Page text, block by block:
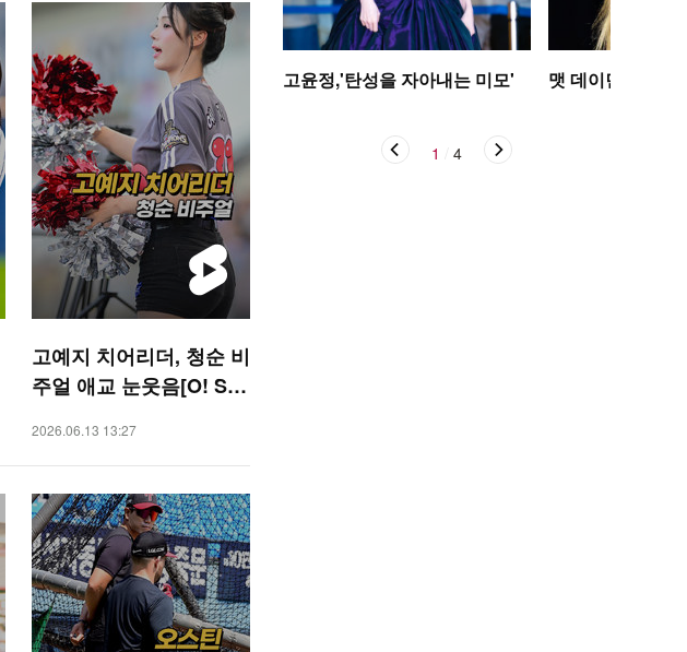
고예지 치어리더, 청순 비
주얼 애교 눈웃음[O! SP
2026.06.13 13:27
고윤정,'탄성을 자아내는 미모' 맷 데이먼 딸, 인
1 4